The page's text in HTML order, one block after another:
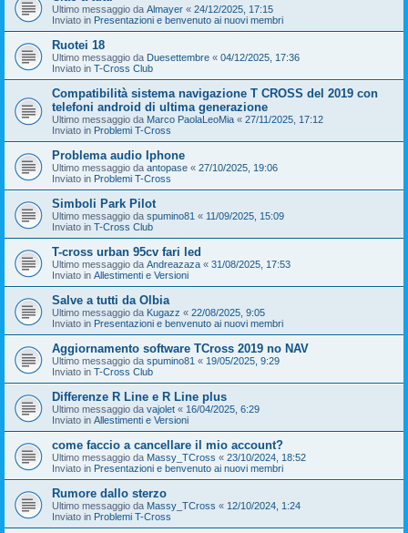
Ultimo messaggio da Almayer « 24/12/2025, 17:15
Inviato in Presentazioni e benvenuto ai nuovi membri
Ruotei 18
Ultimo messaggio da Duesettembre « 04/12/2025, 17:36
Inviato in T-Cross Club
Compatibilità sistema navigazione T CROSS del 2019 con
telefoni android di ultima generazione
Ultimo messaggio da Marco PaolaLeoMia « 27/11/2025, 17:12
Inviato in Problemi T-Cross
Problema audio Iphone
Ultimo messaggio da antopase « 27/10/2025, 19:06
Inviato in Problemi T-Cross
Simboli Park Pilot
Ultimo messaggio da spumino81 « 11/09/2025, 15:09
Inviato in T-Cross Club
T-cross urban 95cv fari led
Ultimo messaggio da Andreazaza « 31/08/2025, 17:53
Inviato in Allestimenti e Versioni
Salve a tutti da Olbia
Ultimo messaggio da Kugazz « 22/08/2025, 9:05
Inviato in Presentazioni e benvenuto ai nuovi membri
Aggiornamento software TCross 2019 no NAV
Ultimo messaggio da spumino81 « 19/05/2025, 9:29
Inviato in T-Cross Club
Differenze R Line e R Line plus
Ultimo messaggio da vajolet « 16/04/2025, 6:29
Inviato in Allestimenti e Versioni
come faccio a cancellare il mio account?
Ultimo messaggio da Massy_TCross « 23/10/2024, 18:52
Inviato in Presentazioni e benvenuto ai nuovi membri
Rumore dallo sterzo
Ultimo messaggio da Massy_TCross « 12/10/2024, 1:24
Inviato in Problemi T-Cross